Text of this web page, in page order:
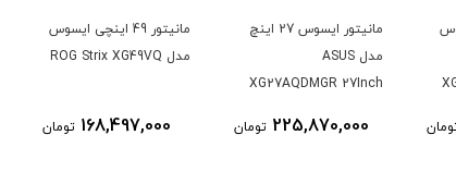
مانیتور ایسوس 27 اینچ
مدل ASUS
XG27AQDMGR 27Inch
240Hz 0.03ms 250Nits
225,870,000 تومان
مانیتور 49 اینچی ایسوس
مدل ROG Strix XG49VQ
168,497,000 تومان